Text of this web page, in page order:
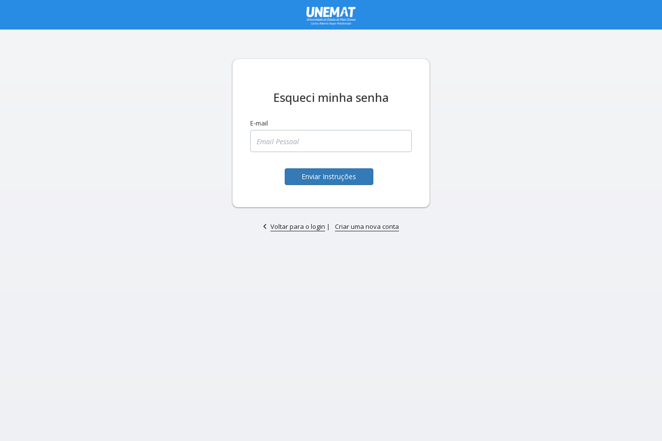
Esqueci minha senha
E-mail
Enviar Instruções
Voltar para o login | Criar uma nova conta